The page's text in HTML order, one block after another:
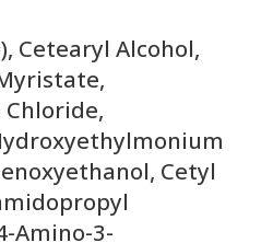
Cetearyl Alcohol,
Cetyl
Amino-3-